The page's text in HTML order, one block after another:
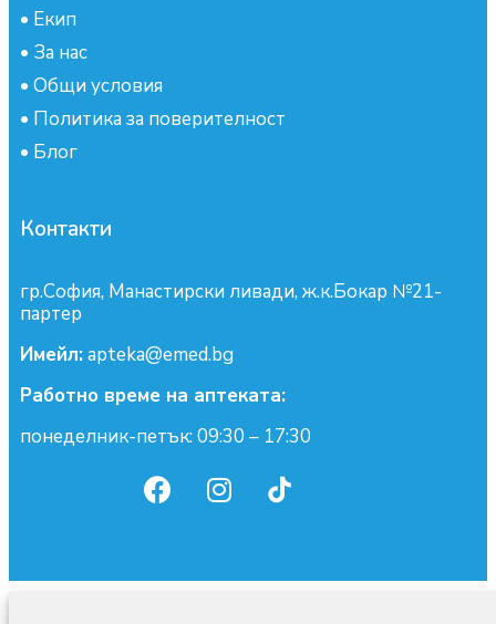
• Екип
• За нас
• Общи условия
• Политика за поверителност
• Блог
Контакти
гр.София, Манастирски ливади, ж.к.Бокар №21-
партер
Имейл:apteka@emed.bg
Работно време на аптеката:
понеделник-петък: 09:30 – 17:30